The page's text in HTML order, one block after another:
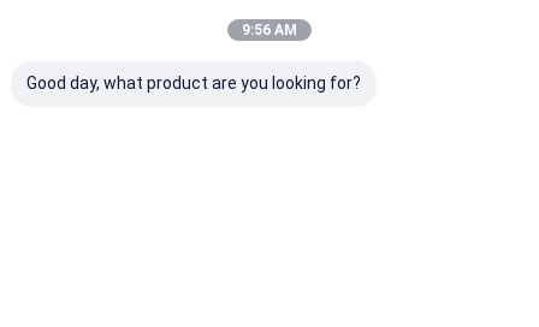
9:56 AM
Good day, what product are you looking for?